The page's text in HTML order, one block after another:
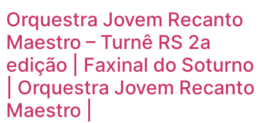
Orquestra Jovem Recanto
Maestro – Turnê RS 2a
edição | Faxinal do Soturno
| Orquestra Jovem Recanto
Maestro |